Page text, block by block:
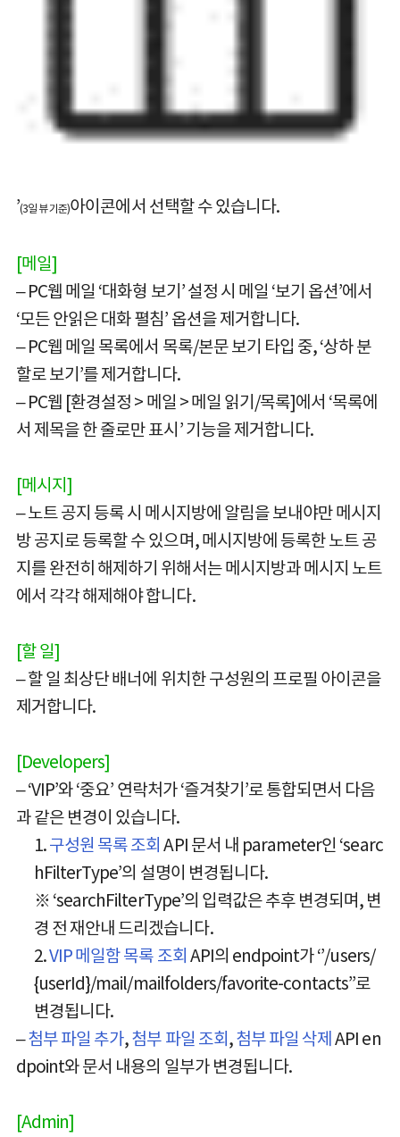
’(3일 뷰 기준)아이콘에서 선택할 수 있습니다.
[메일]
– PC웹 메일 ‘대화형 보기’ 설정 시 메일 ‘보기 옵션’에서
‘모든 안읽은 대화 펼침’ 옵션을 제거합니다.
– PC웹 메일 목록에서 목록/본문 보기 타입 중, ‘상하 분
할로 보기’를 제거합니다.
– PC웹 [환경설정 > 메일 > 메일 읽기/목록]에서 ‘목록에
서 제목을 한 줄로만 표시’ 기능을 제거합니다.
[메시지]
– 노트 공지 등록 시 메시지방에 알림을 보내야만 메시지
방 공지로 등록할 수 있으며, 메시지방에 등록한 노트 공
지를 완전히 해제하기 위해서는 메시지방과 메시지 노트
에서 각각 해제해야 합니다.
[할 일]
– 할 일 최상단 배너에 위치한 구성원의 프로필 아이콘을
제거합니다.
[Developers]
– ‘VIP’와 ‘중요’ 연락처가 ‘즐겨찾기’로 통합되면서 다음
과 같은 변경이 있습니다.
1.구성원 목록 조회 API 문서 내 parameter인 ‘searc
hFilterType’의 설명이 변경됩니다.
※ ‘searchFilterType’의 입력값은 추후 변경되며, 변
경 전 재안내 드리겠습니다.
2.VIP 메일함 목록 조회 API의 endpoint가 ‘’/users/
{userId}/mail/mailfolders/favorite-contacts’’로
변경됩니다.
–첨부 파일 추가,첨부 파일 조회 ,첨부 파일 삭제 API en
dpoint와 문서 내용의 일부가 변경됩니다.
[Admin]